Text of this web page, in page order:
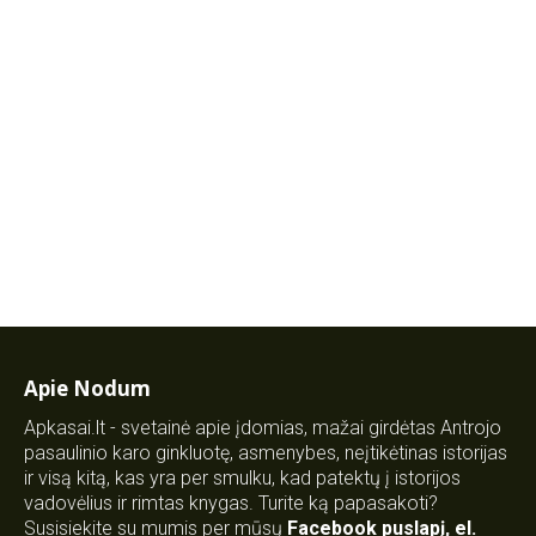
Apie Nodum
Apkasai.lt - svetainė apie įdomias, mažai girdėtas Antrojo
pasaulinio karo ginkluotę, asmenybes, neįtikėtinas istorijas
ir visą kitą, kas yra per smulku, kad patektų į istorijos
vadovėlius ir rimtas knygas. Turite ką papasakoti?
Susisiekite su mumis per mūsų Facebook puslapį, el.